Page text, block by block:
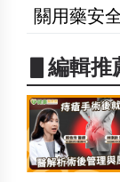
關用藥安
▋編輯推